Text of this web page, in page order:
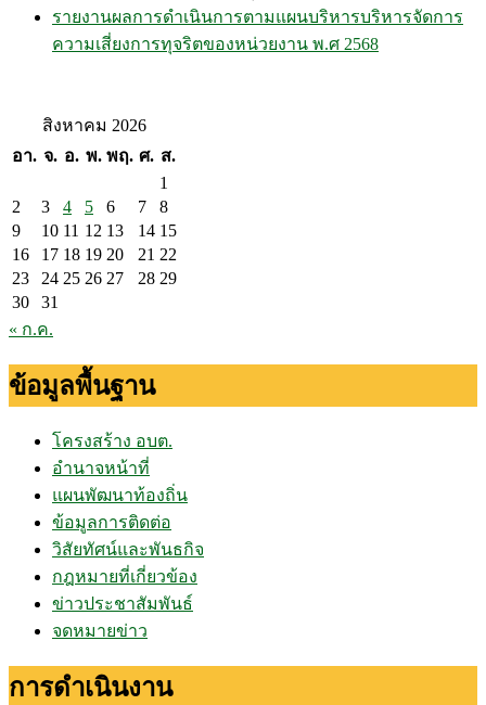
รายงานผลการดำเนินการตามแผนบริหารบริหารจัดการ
ความเสี่ยงการทุจริตของหน่วยงาน พ.ศ 2568
สิงหาคม 2026
อา. จ. อ. พ. พฤ. ศ. ส.
1
2
3 4 5 6 7
8
9
10 11 12 13 14 15
16
17 18 19 20 21 22
23
24 25 26 27 28 29
30
31
« ก.ค.
ข้อมูลพื้นฐาน
โครงสร้าง อบต.
อำนาจหน้าที่
แผนพัฒนาท้องถิ่น
ข้อมูลการติดต่อ
วิสัยทัศน์และพันธกิจ
กฎหมายที่เกี่ยวข้อง
ข่าวประชาสัมพันธ์
จดหมายข่าว
การดำเนินงาน